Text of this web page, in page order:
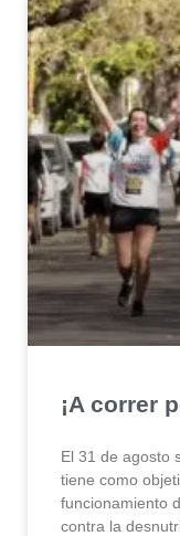
¡A correr
El 31 de agosto
tiene como
funcionamiento
contra la